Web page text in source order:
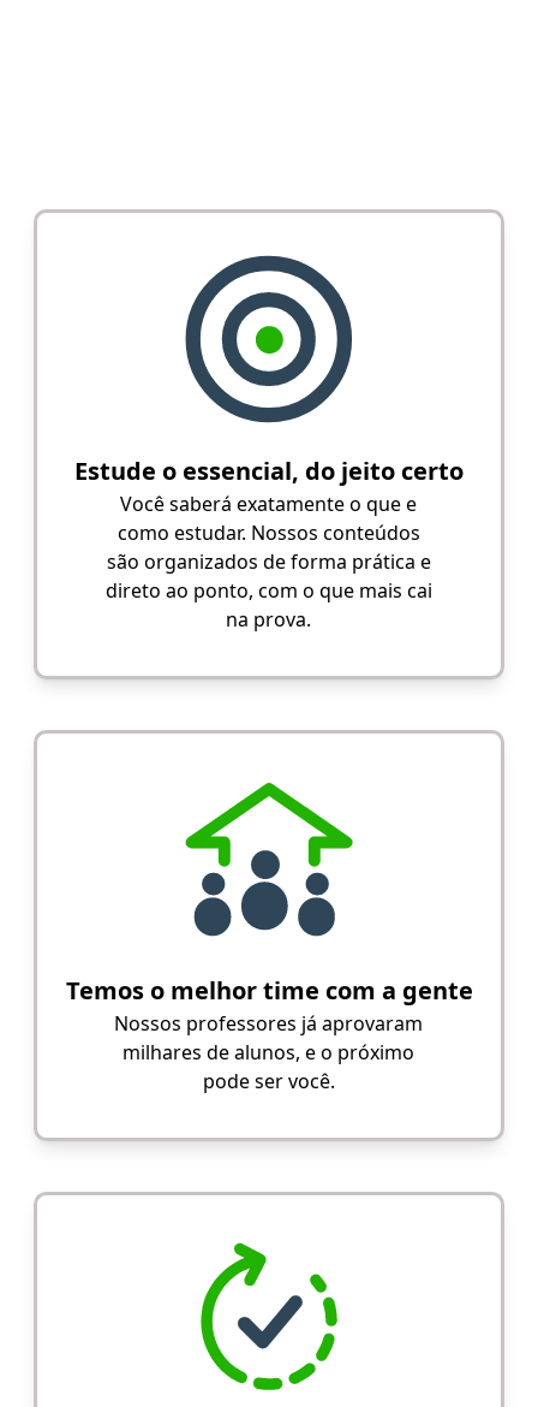
Estude o essencial, do jeito certo
Você saberá exatamente o que e
como estudar. Nossos conteúdos
são organizados de forma prática e
direto ao ponto, com o que mais cai
na prova.
Temos o melhor time com a gente
Nossos professores já aprovaram
milhares de alunos, e o próximo
pode ser você.